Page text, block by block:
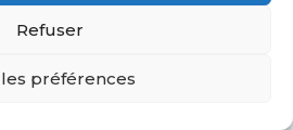
Refuser
préférences
d’accompagner…